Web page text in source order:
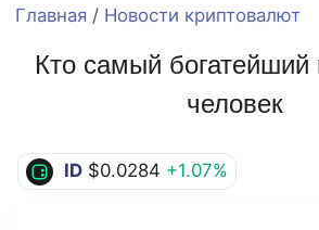
Главная / Новости криптовалют
Кто самый богатейший
человек
ID $0.0284 +1.07%